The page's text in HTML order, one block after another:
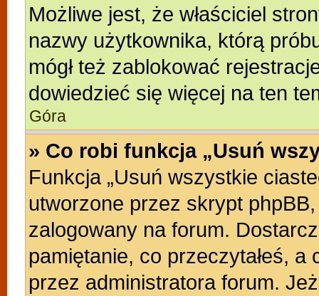
Możliwe jest, że właściciel
nazwy użytkownika, którą
mógł też zablokować
dowiedzieć się więcej na ten
Góra
» Co robi funkcja „Usuń
Funkcja „Usuń wszystkie
utworzone przez skrypt
zalogowany na forum.
pamiętanie, co przeczytałeś, a
przez administratora forum.